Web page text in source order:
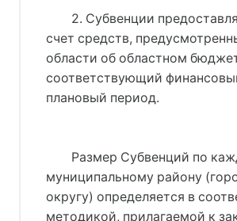
2. Субвенции
счет средств,
области об областном
соответствующий
плановый период.
Размер Субвенций по
муниципальному району
округу) определяется в
методикой, прилагаемой к